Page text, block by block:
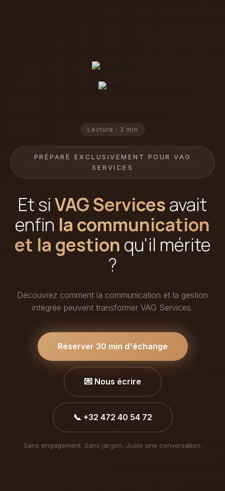
Lecture : 3 min
PRÉPARÉ EXCLUSIVEMENT POUR VAG
SERVICES
Et siVAG Servicesavait
enfin la communication
et la gestion qu'il mérite
?
Découvrez comment la communication et la gestion
intégrée peuvent transformer VAG Services.
Réserver 30 min d'échange
💌 Nous écrire
📞 +32 472 40 54 72
Sans engagement. Sans jargon. Juste une conversation.